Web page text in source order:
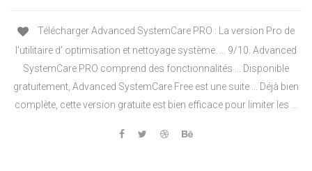
Télécharger Advanced SystemCare PRO : La version Pro de
l'utilitaire d' optimisation et nettoyage système. ... 9/10. Advanced
SystemCare PRO comprend des fonctionnalités ... Disponible
gratuitement, Advanced SystemCare Free est une suite ... Déjà bien
complète, cette version gratuite est bien efficace pour limiter les ...